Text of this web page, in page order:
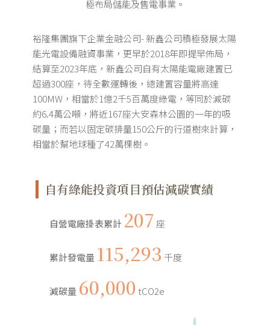
極布局儲能及售電事業。
裕隆集團旗下企業金融公司- 新鑫公司積極發展太陽
能光電設備融資事業，更早於2018年即提早佈局，
結算至2023年底，新鑫公司自有太陽能電廠建置已
超過300座，待全數運轉後，總建置容量將高達
100MW，相當於1億2千5百萬度綠電，等同於減碳
約6.4萬公噸，將近167座大安森林公園的一年的吸
碳量；而若以固定碳排量150公斤的行道樹來計算，
相當於幫地球種了42萬棵樹。
自有綠能投資項目預估減碳實績
自營電廠掛表累計 207 座
累計發電量 115,293 千度
減碳量 60,000 tCO2e